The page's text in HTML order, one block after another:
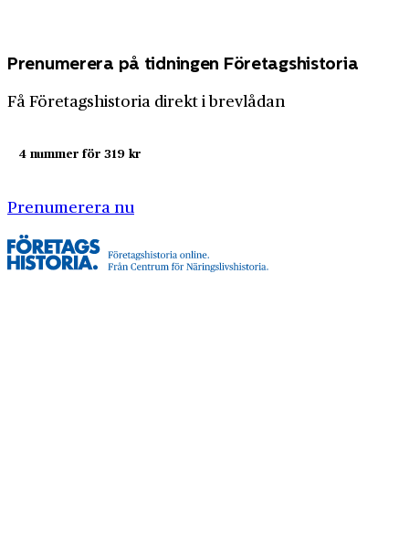
Prenumerera på tidningen Företagshistoria
Få Företagshistoria direkt i brevlådan
4 nummer för 319 kr
Prenumerera nu